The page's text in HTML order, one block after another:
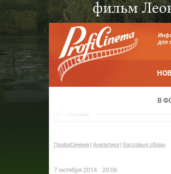
для
В
Реклама
ПрофиСинема Аналитика Кассовые сборы
7 октября 2014 20:06